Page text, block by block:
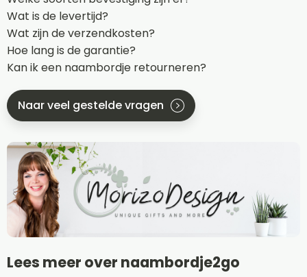
Wat is de levertijd?
Wat zijn de verzendkosten?
Hoe lang is de garantie?
Kan ik een naambordje retourneren?
Naar veel gestelde vragen
Lees meer over naambordje2go